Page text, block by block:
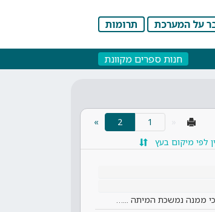
על המערכת תרומות
חנות ספרים מקוונת
2
»
לפי מיקום בעץ
ממנה נמשכת המיתה ...…